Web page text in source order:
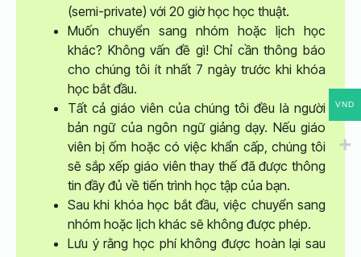
(semi-private) với 20 giờ học học thuật.
Muốn chuyển sang nhóm hoặc lịch học
khác? Không vấn đề gì! Chỉ cần thông báo
cho chúng tôi ít nhất 7 ngày trước khi khóa
học bắt đầu.
Tất cả giáo viên của chúng tôi đều là người
bản ngữ của ngôn ngữ giảng dạy. Nếu giáo
viên bị ốm hoặc có việc khẩn cấp, chúng tôi
sẽ sắp xếp giáo viên thay thế đã được thông
tin đầy đủ về tiến trình học tập của bạn.
Sau khi khóa học bắt đầu, việc chuyển sang
nhóm hoặc lịch khác sẽ không được phép.
Lưu ý rằng học phí không được hoàn lại sau
VND